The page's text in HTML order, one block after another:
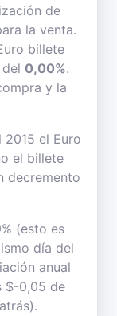
de
la venta.
billete
0,00%.
y la
2015 el Euro
el billete
decremento
(esto es
día del
anual
$-0,05 de